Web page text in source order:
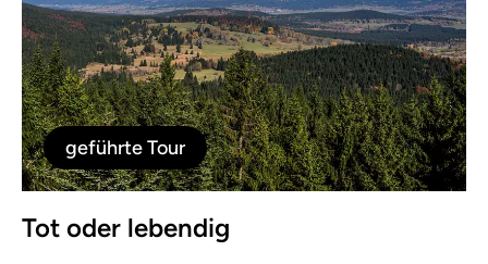
geführte Tour
Tot oder lebendig